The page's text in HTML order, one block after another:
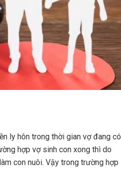
ly hôn trong thời gian vợ đang có
hợp vợ sinh con xong thì do
con nuôi. Vậy trong trường hợp